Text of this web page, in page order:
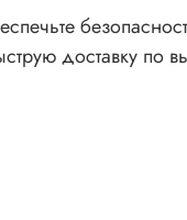
доставку по